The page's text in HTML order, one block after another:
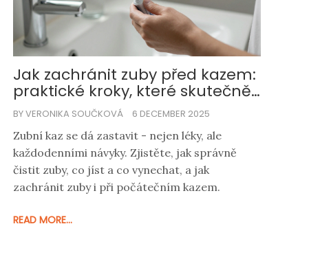
Jak zachránit zuby před kazem:
praktické kroky, které skutečně
fungují
BY VERONIKA SOUČKOVÁ 6 DECEMBER 2025
Zubní kaz se dá zastavit - nejen léky, ale
každodenními návyky. Zjistěte, jak správně
čistit zuby, co jíst a co vynechat, a jak
zachránit zuby i při počátečním kazem.
READ MORE...